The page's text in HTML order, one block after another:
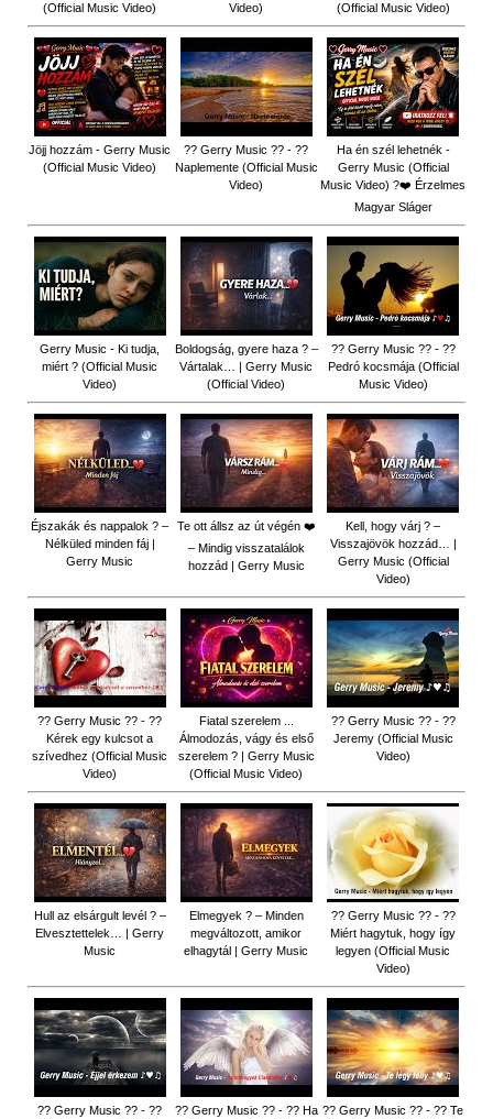
(Official Music Video)
Video)
(Official Music Video)
Jöjj hozzám - Gerry Music
(Official Music Video)
?? Gerry Music ?? - ??
Naplemente (Official Music
Video)
Ha én szél lehetnék -
Gerry Music (Official
Music Video) ?️❤️ Érzelmes
Magyar Sláger
Gerry Music - Ki tudja,
miért ? (Official Music
Video)
Boldogság, gyere haza ? –
Vártalak… | Gerry Music
(Official Video)
?? Gerry Music ?? - ??
Pedró kocsmája (Official
Music Video)
Éjszakák és nappalok ? –
Nélküled minden fáj |
Gerry Music
Te ott állsz az út végén ❤️
– Mindig visszatalálok
hozzád | Gerry Music
Kell, hogy várj ? –
Visszajövök hozzád… |
Gerry Music (Official
Video)
?? Gerry Music ?? - ??
Kérek egy kulcsot a
szívedhez (Official Music
Video)
Fiatal szerelem ...
Álmodozás, vágy és első
szerelem ? | Gerry Music
(Official Music Video)
?? Gerry Music ?? - ??
Jeremy (Official Music
Video)
Hull az elsárgult levél ? –
Elvesztettelek… | Gerry
Music
Elmegyek ? – Minden
megváltozott, amikor
elhagytál | Gerry Music
?? Gerry Music ?? - ??
Miért hagytuk, hogy így
legyen (Official Music
Video)
?? Gerry Music ?? - ??
?? Gerry Music ?? - ?? Ha ?? Gerry Music ?? - ?? Te